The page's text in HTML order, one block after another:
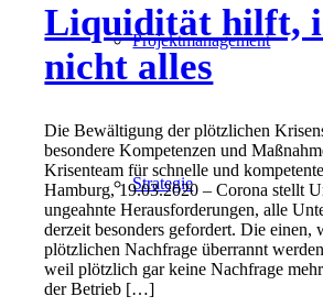
Projektmanagement
Strategie
Liquidität hilft,
nicht alles
Die Bewältigung der plötzlichen
besondere Kompetenzen und
Krisenteam für schnelle und
Hamburg, 19.03.2020 – Corona stellt
ungeahnte Herausforderungen, alle
derzeit besonders gefordert. Die einen,
plötzlichen Nachfrage überrannt
weil plötzlich gar keine Nachfrage
der Betrieb […]